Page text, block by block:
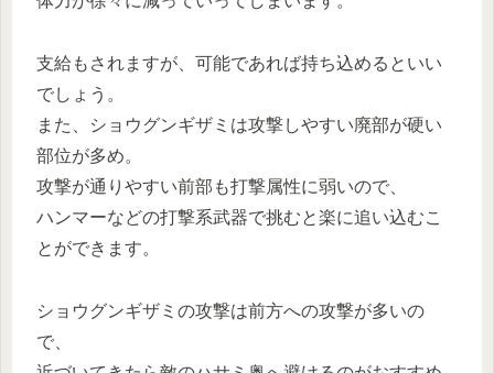
支給もされますが、可能であれば持ち込めるといい
でしょう。
また、ショウグンギザミは攻撃しやすい廃部が硬い
部位が多め。
攻撃が通りやすい前部も打撃属性に弱いので、
ハンマーなどの打撃系武器で挑むと楽に追い込むこ
とができます。
ショウグンギザミの攻撃は前方への攻撃が多いの
で、